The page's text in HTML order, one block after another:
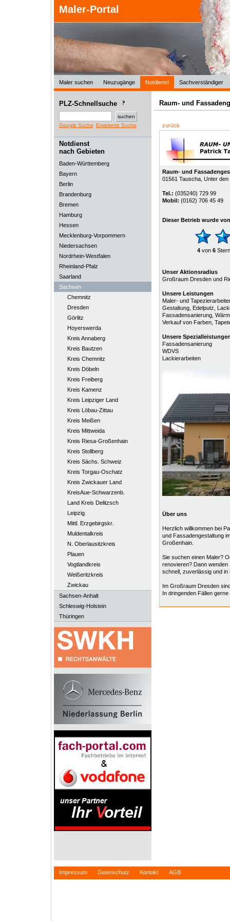
Maler-Portal
Maler suchen Neuzugänge Notdienst Sachverständiger
PLZ-Schnellsuche
Google Suche Erweiterte Suche
Notdienst
nach Gebieten
Baden-Württemberg
Bayern
Berlin
Brandenburg
Bremen
Hamburg
Hessen
Mecklenburg-Vorpommern
Niedersachsen
Nordrhein-Westfalen
Rheinland-Pfalz
Saarland
Sachsen
Chemnitz
Dresden
Görlitz
Hoyerswerda
Kreis Annaberg
Kreis Bautzen
Kreis Chemnitz
Kreis Döbeln
Kreis Freiberg
Kreis Kamenz
Kreis Leipziger Land
Kreis Löbau-Zittau
Kreis Meißen
Kreis Mittweida
Kreis Riesa-Großenhain
Kreis Stollberg
Kreis Sächs. Schweiz
Kreis Torgau-Oschatz
Kreis Zwickauer Land
KreisAue-Schwarzenb.
Land Kreis Delitzsch
Leipzig
Mittl. Erzgebirgskr.
Muldentalkreis
N. Oberlausitzkreis
Plauen
Vogtlandkreis
Weißeritzkreis
Zwickau
Sachsen-Anhalt
Schleswig-Holstein
Thüringen
Raum- und
zurück
Raum- und
01561 Tauscha, Unter den
Tel.: (035240) 729 99
Mobil: (0162) 706 45 49
Dieser Betrieb wurde
4von 6
Unser Aktionsradius
Großraum Dresden und
Unsere Leistungen
Maler- und
Gestaltung, Edelputz,
Fassadensanierung,
Verkauf von Farben,
Unsere
Fassadensanierung
WDVS
Lackierarbeiten
Über uns
Herzlich willkommen bei
und Fassadengestaltung
Großenhain.
Sie suchen einen Maler?
renovieren? Dann wenden
schnell, zuverlässig und in
Im Großraum Dresden
In dringenden Fällen
Impressum Datenschutz Kontakt AGB